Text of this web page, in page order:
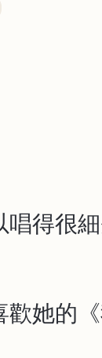
得很
她的《